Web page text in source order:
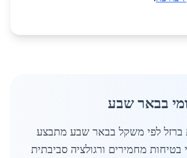
בבאר שבע
ברזל לפי משקל בבאר שבע מתבצע
מחמירים ורגולציה סביבתית